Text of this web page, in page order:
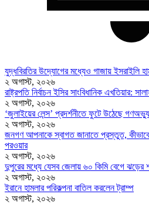
যুদ্ধবিরতির উদ্যোগের মধ্যেও গাজায় ইসরাইলি
২ অগাস্ট, ২০২৬
রাষ্ট্রপতি নির্বাচন ইসির সাংবিধানিক এখতিয়ার:
২ অগাস্ট, ২০২৬
‘জুলাইয়ের লেন্স’ প্রদর্শনীতে ফুটে উঠেছে
২ অগাস্ট, ২০২৬
জনগণ আপনাকে স্বাগত জানাতে প্রস্তুত,
পরওয়ার
২ অগাস্ট, ২০২৬
দুপুরের মধ্যে যেসব জেলায় ৬০ কিমি বেগে ঝড়ের
২ অগাস্ট, ২০২৬
ইরানে হামলার পরিকল্পনা বাতিল করলেন ট্রাম্প
২ অগাস্ট, ২০২৬